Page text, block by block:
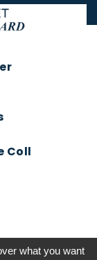
Coll
what you want